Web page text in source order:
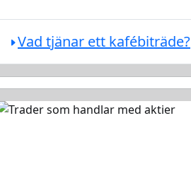
Vad tjänar ett kafébiträde?